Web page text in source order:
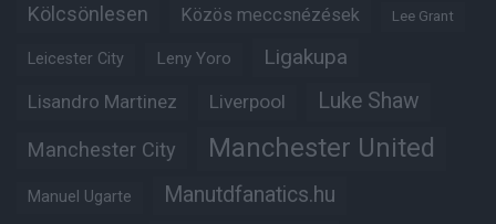
Kölcsönlesen Közös meccsnézések Lee Grant
Leicester City Leny Yoro Ligakupa
Lisandro Martinez Liverpool Luke Shaw
Manchester City Manchester United
Manuel Ugarte Manutdfanatics.hu